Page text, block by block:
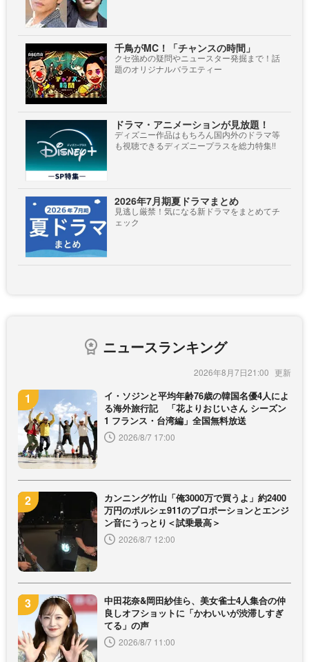
千鳥がMC！「チャンスの時間」
クセ強めの疑問やニュースター発掘まで！話
題のオリジナルバラエティー
ドラマ・アニメーションが見放題！
ディズニー作品はもちろん国内外のドラマ等
も視聴できるディズニープラスを総力特集!!
2026年7月期夏ドラマまとめ
見逃し厳禁！気になる新ドラマをまとめてチ
ェック
ニュースランキング
2026年8月7日21:00
イ・ソジンと平均年齢76歳の韓国名優4人によ
る海外旅行記 「花よりおじいさん シーズン
1 フランス・台湾編」全国無料放送
2026/8/7 17:00
カンニング竹山「俺3000万で買うよ」約2400
万円のポルシェ911のプロポーションとエンジ
ン音にうっとり＜試乗最高＞
2026/8/7 12:00
中田花奈&岡田紗佳ら、美女雀士4人集合の仲
良しオフショットに「かわいいが渋滞しすぎ
てる」の声
2026/8/7 11:00